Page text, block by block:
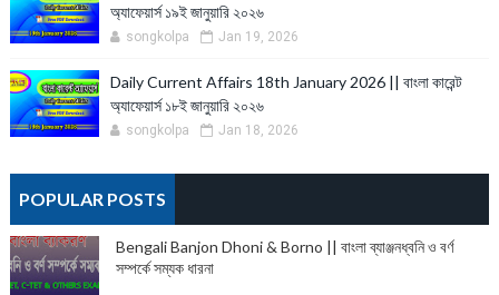
অ্যাফেয়ার্স ১৯ই জানুয়ারি ২০২৬
songkolpa Jan 19, 2026
Daily Current Affairs 18th January 2026 || বাংলা কারেন্ট
অ্যাফেয়ার্স ১৮ই জানুয়ারি ২০২৬
songkolpa Jan 18, 2026
POPULAR POSTS
Bengali Banjon Dhoni & Borno || বাংলা ব্যাঞ্জনধ্বনি ও বর্ণ
সম্পর্কে সম্যক ধারনা